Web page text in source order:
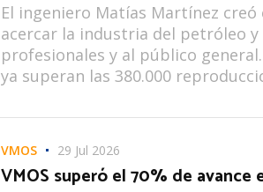
El ingeniero Matías Martínez creó
acercar la industria del petróleo y
profesionales y al público
ya superan las 380.000
VMOS 29 Jul 2026
VMOS superó el 70% de avance